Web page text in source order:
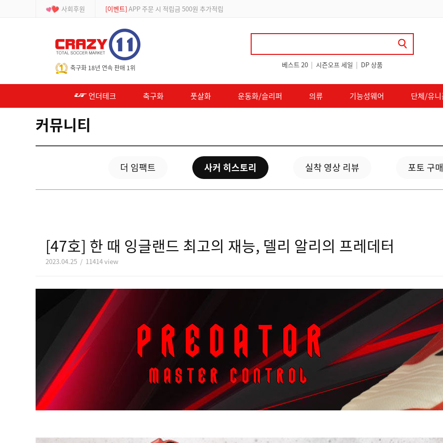
사회후원 [등급제] 회원가입 시 최대 2% 적립 및 할인 쿠폰 지급
축구화 18년 연속 판매 1위 베스트 20 | 시즌오프 세일 | DP 상품
언더테크 축구화 풋살화 운동화/슬리퍼 의류 기능성웨어 단체/유
커뮤니티
더 임팩트 사커 히스토리 실착 영상 리뷰 포토 구
[47호] 한 때 잉글랜드 최고의 재능, 델리 알리의 프레데터
2023.04.25 / 11414 view